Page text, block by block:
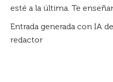
esté a la última. Te
Entrada generada con IA
redactor